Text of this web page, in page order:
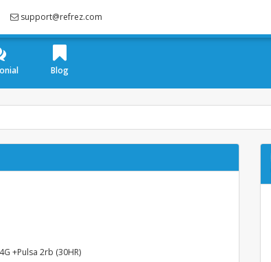
support@refrez.com
Blog
+Pulsa 2rb (30HR)